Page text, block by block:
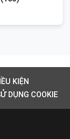
KIỆN
DỤNG COOKIE